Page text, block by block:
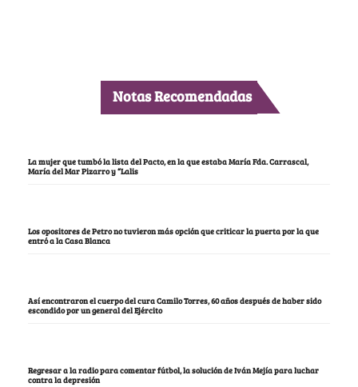
Notas Recomendadas
La mujer que tumbó la lista del Pacto, en la que estaba María Fda. Carrascal,
María del Mar Pizarro y “Lalis
Los opositores de Petro no tuvieron más opción que criticar la puerta por la que
entró a la Casa Blanca
Así encontraron el cuerpo del cura Camilo Torres, 60 años después de haber sido
escondido por un general del Ejército
Regresar a la radio para comentar fútbol, la solución de Iván Mejía para luchar
contra la depresión